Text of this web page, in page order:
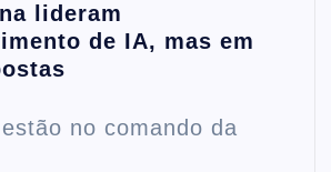
lideram
de IA, mas em
no comando da